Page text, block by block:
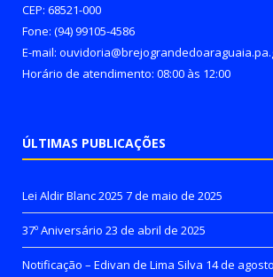
CEP: 68521-000
Fone: (94) 99105-4586
E-mail:
Horário de atendimento: 08:00 às 12:00
ÚLTIMAS PUBLICAÇÕES
Lei Aldir Blanc 2025 7 de maio de 2025
37º Aniversário 23 de abril de 2025
Notificação – Edivan de Lima Silva 14 de